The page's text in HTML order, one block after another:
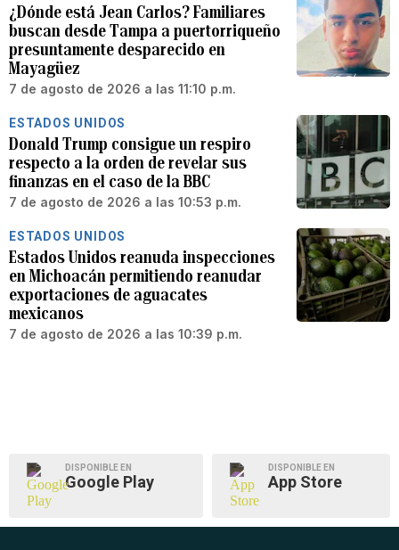
¿Dónde está Jean Carlos? Familiares
buscan desde Tampa a puertorriqueño
presuntamente desparecido en
Mayagüez
7 de agosto de 2026 a las 11:10 p.m.
ESTADOS UNIDOS
Donald Trump consigue un respiro
respecto a la orden de revelar sus
finanzas en el caso de la BBC
7 de agosto de 2026 a las 10:53 p.m.
ESTADOS UNIDOS
Estados Unidos reanuda inspecciones
en Michoacán permitiendo reanudar
exportaciones de aguacates
mexicanos
7 de agosto de 2026 a las 10:39 p.m.
DISPONIBLE EN
Google Play
DISPONIBLE EN
App Store